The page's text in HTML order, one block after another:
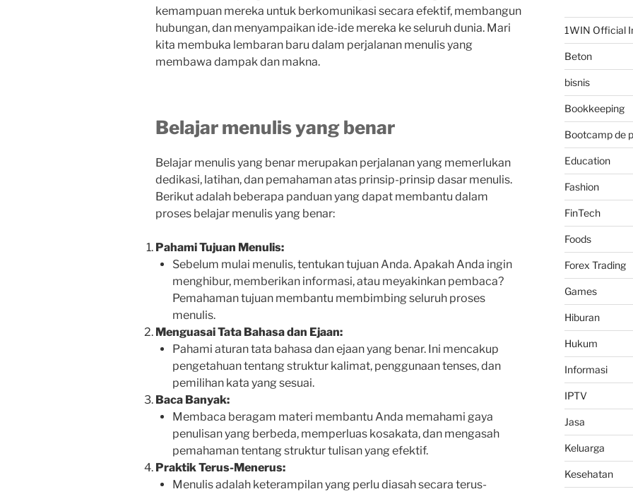
kemampuan mereka untuk berkomunikasi secara efektif, membangun
hubungan, dan menyampaikan ide-ide mereka ke seluruh dunia. Mari
kita membuka lembaran baru dalam perjalanan menulis yang
membawa dampak dan makna.
Belajar menulis yang benar
Belajar menulis yang benar merupakan perjalanan yang memerlukan
dedikasi, latihan, dan pemahaman atas prinsip-prinsip dasar menulis.
Berikut adalah beberapa panduan yang dapat membantu dalam
proses belajar menulis yang benar:
Pahami Tujuan Menulis:
Sebelum mulai menulis, tentukan tujuan Anda. Apakah Anda ingin
menghibur, memberikan informasi, atau meyakinkan pembaca?
Pemahaman tujuan membantu membimbing seluruh proses
menulis.
Menguasai Tata Bahasa dan Ejaan:
Pahami aturan tata bahasa dan ejaan yang benar. Ini mencakup
pengetahuan tentang struktur kalimat, penggunaan tenses, dan
pemilihan kata yang sesuai.
Baca Banyak:
Membaca beragam materi membantu Anda memahami gaya
penulisan yang berbeda, memperluas kosakata, dan mengasah
pemahaman tentang struktur tulisan yang efektif.
Praktik Terus-Menerus:
Menulis adalah keterampilan yang perlu diasah secara terus-
1WIN Official
Beton
bisnis
Bookkeeping
Bootcamp de
Education
Fashion
FinTech
Foods
Forex Trading
Games
Hiburan
Hukum
Informasi
IPTV
Jasa
Keluarga
Kesehatan